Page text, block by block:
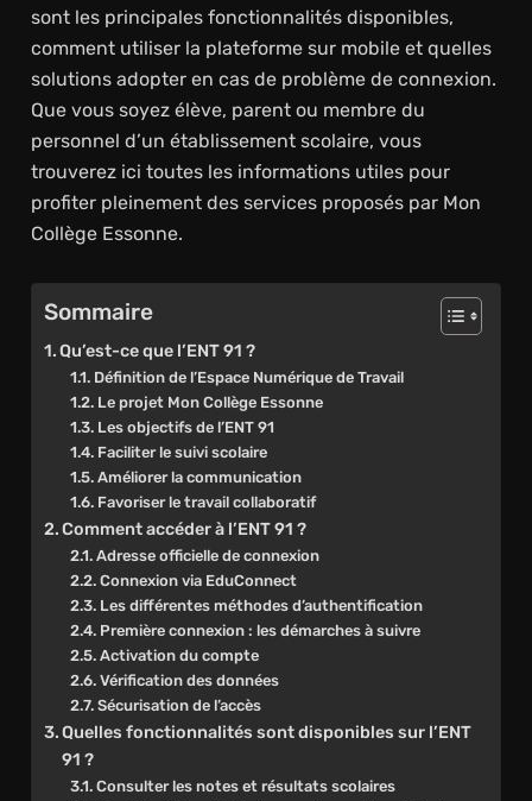
sont les principales fonctionnalités disponibles,
comment utiliser la plateforme sur mobile et quelles
solutions adopter en cas de problème de connexion.
Que vous soyez élève, parent ou membre du
personnel d’un établissement scolaire, vous
trouverez ici toutes les informations utiles pour
profiter pleinement des services proposés par Mon
Collège Essonne.
Sommaire
Qu’est-ce que l’ENT 91 ?
Définition de l’Espace Numérique de Travail
Le projet Mon Collège Essonne
Les objectifs de l’ENT 91
Faciliter le suivi scolaire
Améliorer la communication
Favoriser le travail collaboratif
Comment accéder à l’ENT 91 ?
Adresse officielle de connexion
Connexion via EduConnect
Les différentes méthodes d’authentification
Première connexion : les démarches à suivre
Activation du compte
Vérification des données
Sécurisation de l’accès
Quelles fonctionnalités sont disponibles sur l’ENT
91 ?
Consulter les notes et résultats scolaires